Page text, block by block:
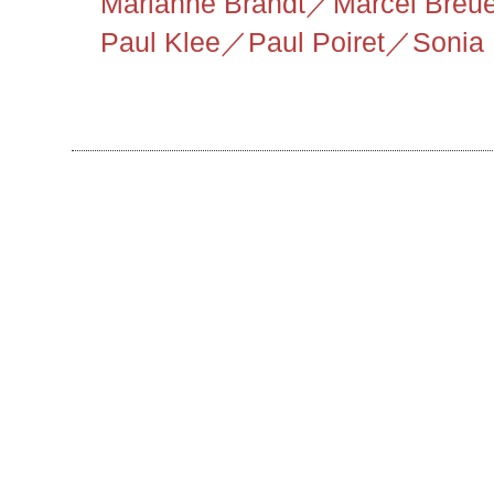
Paul Klee／ Paul Poiret／Sonia